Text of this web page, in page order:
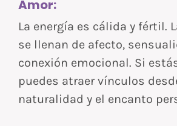
Amor:
La energía es cálida y fértil.
se llenan de afecto,
conexión emocional. Si
puedes atraer vínculos
naturalidad y el encanto